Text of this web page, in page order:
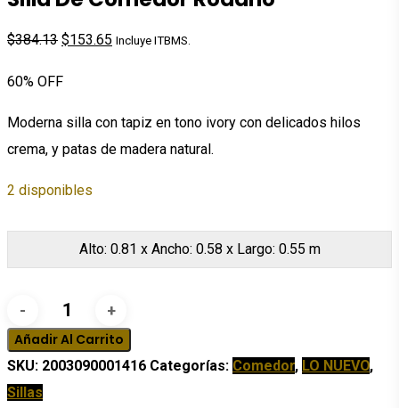
$384.13 El
era:
$384.13.
$153.65 El
es:
$153.65.
Incluye ITBMS.
60% OFF
Moderna silla con tapiz en tono ivory con delicados hilos
crema, y patas de madera natural.
2 disponibles
Alto: 0.81 x Ancho: 0.58 x Largo: 0.55 m
Silla
de
Comedor
Rodano
Añadir Al Carrito
SKU: 2003090001416 Categorías: Comedor, LO NUEVO,
Sillas